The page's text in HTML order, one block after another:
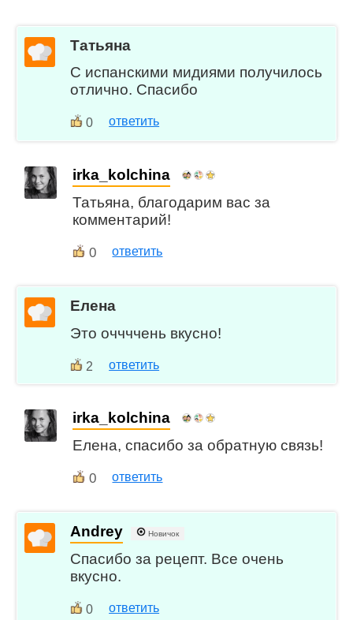
Татьяна
С испанскими мидиями получилось
отлично. Спасибо
0 ответить
irka_kolchina
Татьяна, благодарим вас за
комментарий!
0 ответить
Елена
Это оччччень вкусно!
2 ответить
irka_kolchina
Елена, спасибо за обратную связь!
0 ответить
Andrey Новичок
Спасибо за рецепт. Все очень
вкусно.
0 ответить